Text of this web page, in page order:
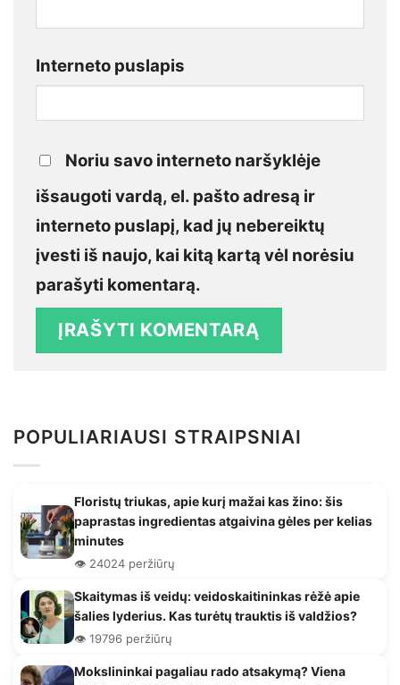
Interneto puslapis
Noriu savo interneto naršyklėje
išsaugoti vardą, el. pašto adresą ir
interneto puslapį, kad jų nebereiktų
įvesti iš naujo, kai kitą kartą vėl norėsiu
parašyti komentarą.
POPULIARIAUSI STRAIPSNIAI
Floristų triukas, apie kurį mažai kas žino: šis
paprastas ingredientas atgaivina gėles per kelias
minutes
👁️ 24024 peržiūrų
Skaitymas iš veidų: veidoskaitininkas rėžė apie
šalies lyderius. Kas turėtų trauktis iš valdžios?
👁️ 19796 peržiūrų
Mokslininkai pagaliau rado atsakymą? Viena